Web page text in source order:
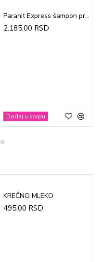
Paranit Express šampon protiv vaši + češalj 200ml
2.185,00 RSD
Dodaj u korpu
KREČNO MLEKO
495,00 RSD